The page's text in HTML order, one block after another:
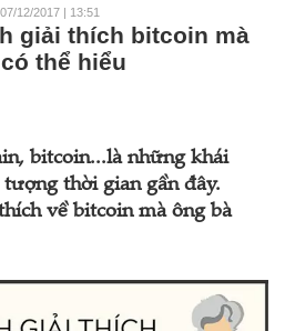
07/12/2017 | 13:51
giải thích bitcoin mà
thể hiểu
bitcoin...là những khái
thời gian gần đây.
về bitcoin mà ông bà